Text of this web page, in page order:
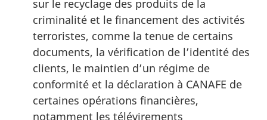
sur le recyclage des produits de la
criminalité et le financement des activités
terroristes, comme la tenue de certains
documents, la vérification de l’identité des
clients, le maintien d’un régime de
conformité et la déclaration à CANAFE de
certaines opérations financières,
notamment les télévirements